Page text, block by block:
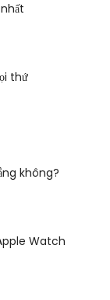
thứ
không?
Watch